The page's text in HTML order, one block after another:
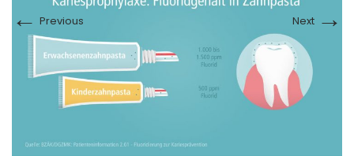
← Previous Next →